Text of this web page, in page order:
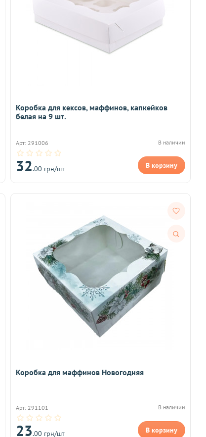
Коробка для кексов, маффинов, капкейков
белая на 9 шт.
Арт: 291006 В наличии
32.00 грн/шт В корзину
Коробка для маффинов Новогодняя
Арт: 291101 В наличии
23.00 грн/шт В корзину